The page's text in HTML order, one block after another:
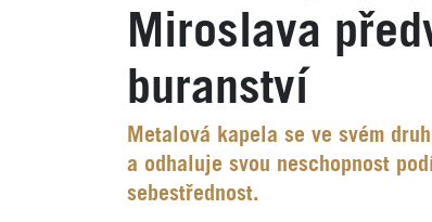
Miroslava
buranství
Metalová kapela se ve svém
a odhaluje svou neschopnost
sebestřednost.